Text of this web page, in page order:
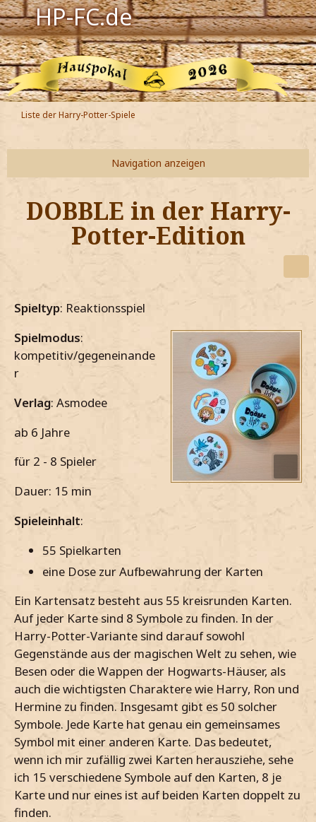
HP-FC.de
Navigation
Harry Potter
Der HP-FC
Hogwarts
Zauberwelt
Willkommen
Jetzt Fanclub-Mitglied werden!
Liste der Harry-Potter-Spiele
DOBBLE in der Harry-
Potter-Edition
Spieltyp: Reaktionsspiel
Spielmodus:
kompetitiv/gegeneinande
r
Verlag: Asmodee
ab 6 Jahre
für 2 - 8 Spieler
Dauer: 15 min
Spieleinhalt:
55 Spielkarten
eine Dose zur Aufbewahrung der Karten
Ein Kartensatz besteht aus 55 kreisrunden Karten.
Auf jeder Karte sind 8 Symbole zu finden. In der
Harry-Potter-Variante sind darauf sowohl
Gegenstände aus der magischen Welt zu sehen, wie
Besen oder die Wappen der Hogwarts-Häuser, als
auch die wichtigsten Charaktere wie Harry, Ron und
Hermine zu finden. Insgesamt gibt es 50 solcher
Symbole. Jede Karte hat genau ein gemeinsames
Symbol mit einer anderen Karte. Das bedeutet,
wenn ich mir zufällig zwei Karten herausziehe, sehe
ich 15 verschiedene Symbole auf den Karten, 8 je
Karte und nur eines ist auf beiden Karten doppelt zu
finden.